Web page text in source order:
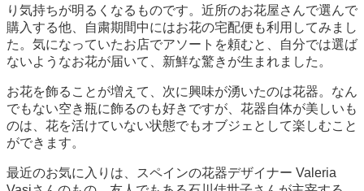
り気持ちが明るくなるものです。近所のお花屋さんで選んで
購入する他、自粛期間中にはお花の宅配便も利用してみまし
た。気になっていたお店でアソートを頼むと、自分では選ば
ないようなお花が届いて、新鮮な驚きが生まれました。
お花を飾ることが増えて、次に興味が湧いたのは花器。なん
でもない空き瓶に飾るのも好きですが、花器自体が美しいも
のは、花を活けていない状態でもオブジェとして楽しむこと
ができます。
最近のお気に入りは、スペインの花器デザイナー Valeria